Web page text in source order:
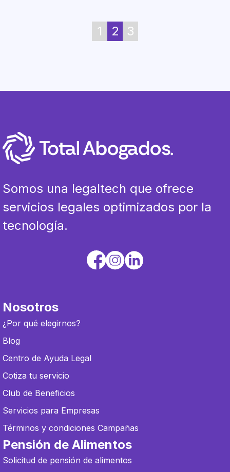
1 2 3
Somos una legaltech que ofrece
servicios legales optimizados por la
tecnología.
Nosotros
¿Por qué elegirnos?
Blog
Centro de Ayuda Legal
Cotiza tu servicio
Club de Beneficios
Servicios para Empresas
Términos y condiciones Campañas
Pensión de Alimentos
Solicitud de pensión de alimentos